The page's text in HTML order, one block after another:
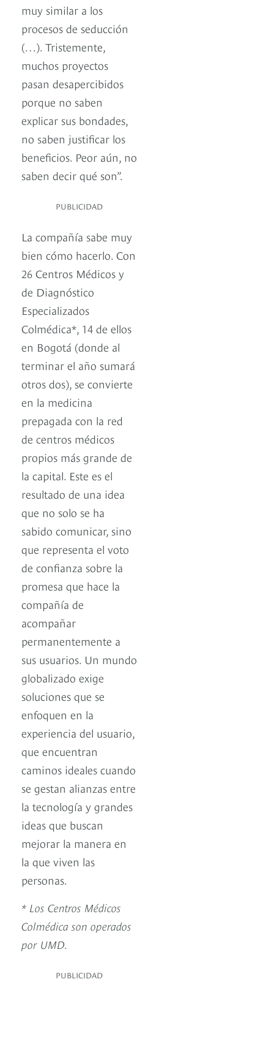
muy similar a los
procesos de seducción
(…). Tristemente,
muchos proyectos
pasan desapercibidos
porque no saben
explicar sus bondades,
no saben justificar los
beneficios. Peor aún, no
saben decir qué son”.
PUBLICIDAD
La compañía sabe muy
bien cómo hacerlo. Con
26 Centros Médicos y
de Diagnóstico
Especializados
Colmédica*, 14 de ellos
en Bogotá (donde al
terminar el año sumará
otros dos), se convierte
en la medicina
prepagada con la red
de centros médicos
propios más grande de
la capital. Este es el
resultado de una idea
que no solo se ha
sabido comunicar, sino
que representa el voto
de confianza sobre la
promesa que hace la
compañía de
acompañar
permanentemente a
sus usuarios. Un mundo
globalizado exige
soluciones que se
enfoquen en la
experiencia del usuario,
que encuentran
caminos ideales cuando
se gestan alianzas entre
la tecnología y grandes
ideas que buscan
mejorar la manera en
la que viven las
personas.
* Los Centros Médicos
Colmédica son operados
por UMD.
PUBLICIDAD